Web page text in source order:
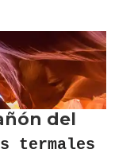
termales